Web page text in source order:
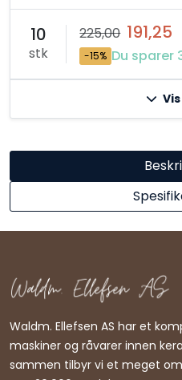
10
stk
225,00 191,25
-15% Du sparer
Waldm. Ellefsen AS har et
maskiner og råvarer innen
sammen tilbyr vi et meget